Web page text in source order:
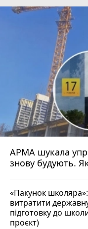
АРМА шукала
знову будують.
«Пакунок школяра»:
витратити
підготовку до
проєкт)